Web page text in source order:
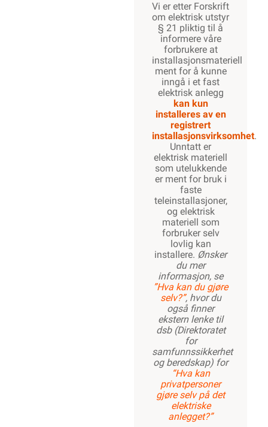
Vi er etter Forskrift
om elektrisk utstyr
§ 21 pliktig til å
informere våre
forbrukere at
installasjonsmateriell
ment for å kunne
inngå i et fast
elektrisk anlegg
kan kun
installeres av en
registrert
installasjonsvirksomhet.
Unntatt er
elektrisk materiell
som utelukkende
er ment for bruk i
faste
teleinstallasjoner,
og elektrisk
materiell som
forbruker selv
lovlig kan
installere. Ønsker
du mer
informasjon, se
”Hva kan du gjøre
selv?”, hvor du
også finner
ekstern lenke til
dsb (Direktoratet
for
samfunnssikkerhet
og beredskap) for
“Hva kan
privatpersoner
gjøre selv på det
elektriske
anlegget?”